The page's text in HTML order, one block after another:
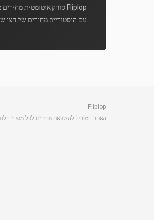
Fliplop סורק אוטומטית מחירים מ-25+ חנויות לגו ישראליות מספר פעמים ביום.
עם היסטוריית מחירים של חצי
Fliplop
האתר המוביל להשוואת מחירים לכל מוצרי הלגו